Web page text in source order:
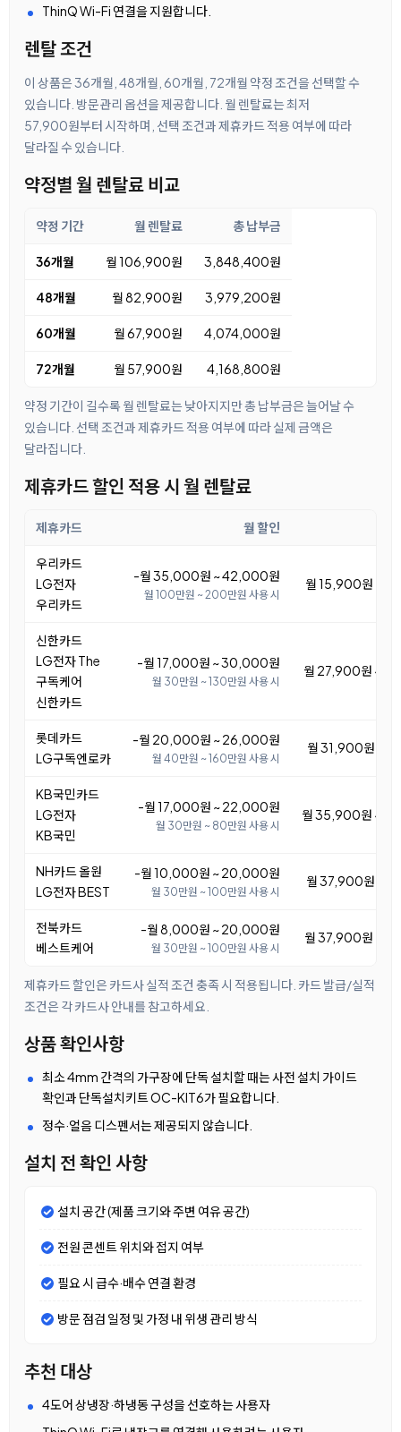
ThinQ Wi-Fi 연결을 지원합니다.
렌탈 조건
이 상품은 36개월, 48개월, 60개월, 72개월 약정 조건을 선택할 수
있습니다. 방문관리 옵션을 제공합니다. 월 렌탈료는 최저
57,900원부터 시작하며, 선택 조건과 제휴카드 적용 여부에 따라
달라질 수 있습니다.
약정별 월 렌탈료 비교
약정 기간 월 렌탈료 총 납부금
36개월 월 106,900원 3,848,400원
48개월 월 82,900원 3,979,200원
60개월 월 67,900원 4,074,000원
72개월 월 57,900원 4,168,800원
약정 기간이 길수록 월 렌탈료는 낮아지지만 총 납부금은 늘어날 수
있습니다. 선택 조건과 제휴카드 적용 여부에 따라 실제 금액은
달라집니다.
제휴카드 할인 적용 시 월 렌탈료
제휴카드 월 할인
우리카드
LG전자
우리카드
-월 35,000원 ~ 42,000원
월 100만원 ~ 200만원 사용 시
월 15,900원 ~
신한카드
LG전자 The
구독케어
신한카드
-월 17,000원 ~ 30,000원
월 30만원 ~ 130만원 사용 시
월 27,900원 ~
롯데카드
LG구독엔로카
-월 20,000원 ~ 26,000원
월 40만원 ~ 160만원 사용 시
월 31,900원 ~
KB국민카드
LG전자
KB국민
-월 17,000원 ~ 22,000원
월 30만원 ~ 80만원 사용 시
월 35,900원 ~
NH카드 올원
LG전자 BEST
-월 10,000원 ~ 20,000원
월 30만원 ~ 100만원 사용 시
월 37,900원 ~
전북카드
베스트케어
-월 8,000원 ~ 20,000원
월 30만원 ~ 100만원 사용 시
월 37,900원 ~
제휴카드 할인은 카드사 실적 조건 충족 시 적용됩니다. 카드 발급/실적
조건은 각 카드사 안내를 참고하세요.
상품 확인사항
최소 4mm 간격의 가구장에 단독 설치할 때는 사전 설치 가이드
확인과 단독설치키트 OC-KIT6가 필요합니다.
정수·얼음 디스펜서는 제공되지 않습니다.
설치 전 확인 사항
설치 공간 (제품 크기와 주변 여유 공간)
전원 콘센트 위치와 접지 여부
필요 시 급수·배수 연결 환경
방문 점검 일정 및 가정 내 위생 관리 방식
추천 대상
4도어 상냉장·하냉동 구성을 선호하는 사용자